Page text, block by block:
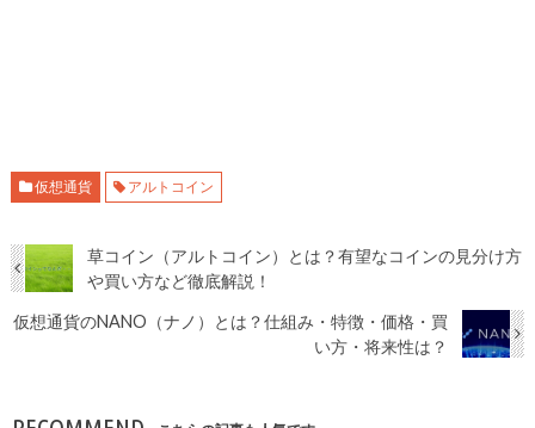
仮想通貨 アルトコイン
草コイン（アルトコイン）とは？有望なコインの見分け方
や買い方など徹底解説！
仮想通貨のNANO（ナノ）とは？仕組み・特徴・価格・買
い方・将来性は？